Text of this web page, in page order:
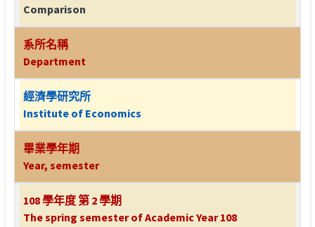
Comparison
系所名稱
Department
經濟學研究所
Institute of Economics
畢業學年期
Year, semester
108 學年度 第 2 學期
The spring semester of Academic Year 108